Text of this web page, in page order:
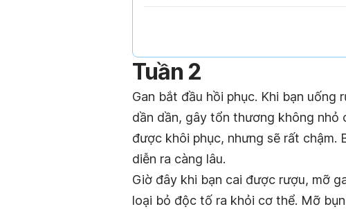
Tuần 2
Gan bắt đầu hồi phục. Khi bạn
dần dần, gây tổn thương không
được khôi phục, nhưng sẽ rất chậm.
diễn ra càng lâu.
Giờ đây khi bạn cai được rượu, mỡ
loại bỏ độc tố ra khỏi cơ thể. Mỡ